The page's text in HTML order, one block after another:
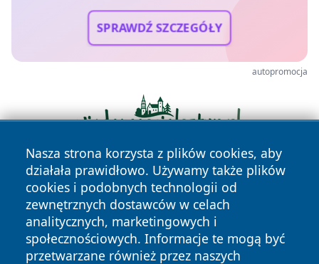
SPRAWDŹ SZCZEGÓŁY
autopromocja
Nasza strona korzysta z plików cookies, aby
działała prawidłowo. Używamy także plików
cookies i podobnych technologii od
zewnętrznych dostawców w celach
analitycznych, marketingowych i
społecznościowych. Informacje te mogą być
przetwarzane również przez naszych